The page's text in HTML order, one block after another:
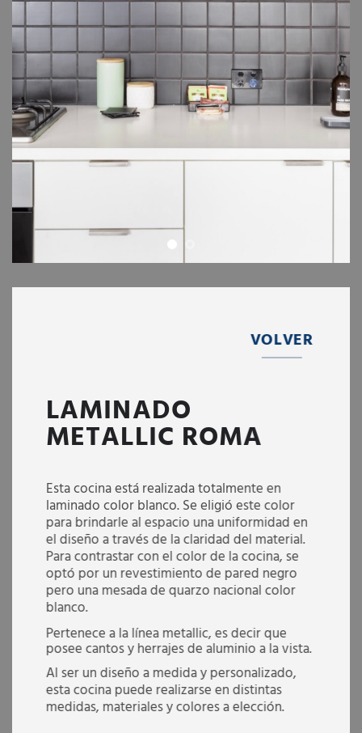
VOLVER
LAMINADO
METALLIC ROMA
Esta cocina está realizada totalmente en
laminado color blanco. Se eligió este color
para brindarle al espacio una uniformidad en
el diseño a través de la claridad del material.
Para contrastar con el color de la cocina, se
optó por un revestimiento de pared negro
pero una mesada de quarzo nacional color
blanco.
Pertenece a la línea metallic, es decir que
posee cantos y herrajes de aluminio a la vista.
Al ser un diseño a medida y personalizado,
esta cocina puede realizarse en distintas
medidas, materiales y colores a elección.